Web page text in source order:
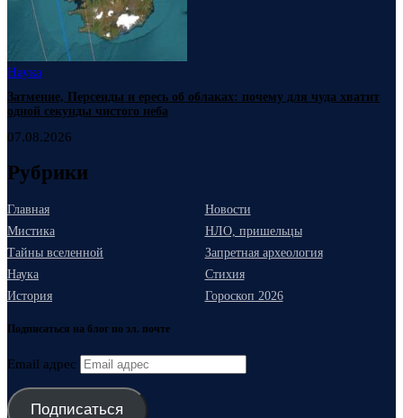
Наука
Затмение, Персеиды и ересь об облаках: почему для чуда хватит
одной секунды чистого неба
07.08.2026
Рубрики
Главная
Новости
Мистика
НЛО, пришельцы
Тайны вселенной
Запретная археология
Наука
Стихия
История
Гороскоп 2026
Подписаться на блог по эл. почте
Email адрес
Подписаться